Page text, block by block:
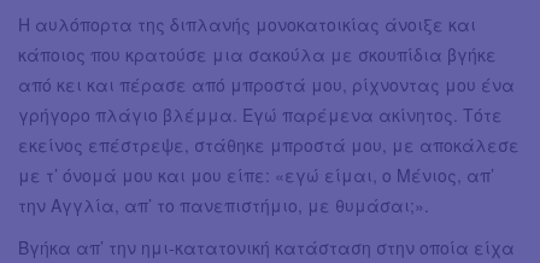
Η αυλόπορτα της διπλανής μονοκατοικίας άνοιξε και
κάποιος που κρατούσε μια σακούλα με σκουπίδια βγήκε
από κει και πέρασε από μπροστά μου, ρίχνοντας μου ένα
γρήγορο πλάγιο βλέμμα. Εγώ παρέμενα ακίνητος. Τότε
εκείνος επέστρεψε, στάθηκε μπροστά μου, με αποκάλεσε
με τ’ όνομά μου και μου είπε: «εγώ είμαι, ο Μένιος, απ’
την Αγγλία, απ’ το πανεπιστήμιο, με θυμάσαι;».
Βγήκα απ’ την ημι-κατατονική κατάσταση στην οποία είχα